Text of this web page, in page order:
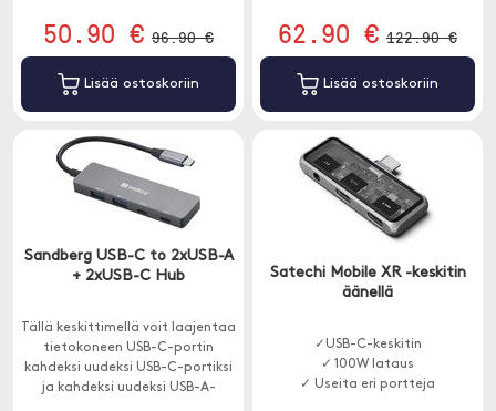
50.90 € 96.90 €
Lisää ostoskoriin
62.90 € 122.90 €
Lisää ostoskoriin
Sandberg USB-C to 2xUSB-A
+ 2xUSB-C Hub
Tällä keskittimellä voit laajentaa
tietokoneen USB-C-portin
kahdeksi uudeksi USB-C-portiksi
ja kahdeksi uudeksi USB-A-
Satechi Mobile XR -keskitin
äänellä
✓USB-C-keskitin
✓ 100W lataus
✓ Useita eri portteja